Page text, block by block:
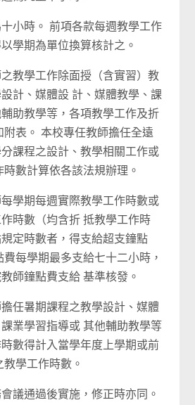
十小時。 前項各款每週教學工作
學期為單位換算核計之。
教學工作除面授（含實習）教
計、媒體設 計、媒體教學、課
助教學等，各項教學工作及折
附表。 本校專任教師擔任全遠
課程之設計、教學相關工作或
數計算依各該法規辦理。
學期每週實際教學工作時數或
時數（均含折 抵教學工作時
定時數者，得支給超支鐘點
每學期最多支給七十二小時，
師鐘點費支給 基準核發。
任暑期課程之教學設計、媒體
業學習指導或 其他輔助教學等
數得計入當學年度上學期或前
學工作時數。
議通過後實施，修正時亦同。